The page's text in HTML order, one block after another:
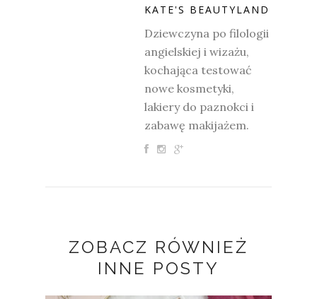
KATE'S BEAUTYLAND
Dziewczyna po filologii
angielskiej i wizażu,
kochająca testować
nowe kosmetyki,
lakiery do paznokci i
zabawę makijażem.
ZOBACZ RÓWNIEŻ
INNE POSTY